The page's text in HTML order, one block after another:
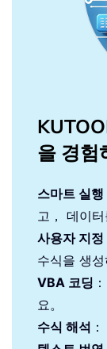
을 경험
스마트 실행
고， 데이
사용자 지정
수식을 생성
VBA 코딩
요。
수식 해석